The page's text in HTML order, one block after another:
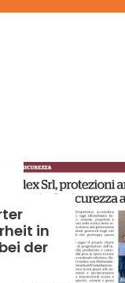
in
der